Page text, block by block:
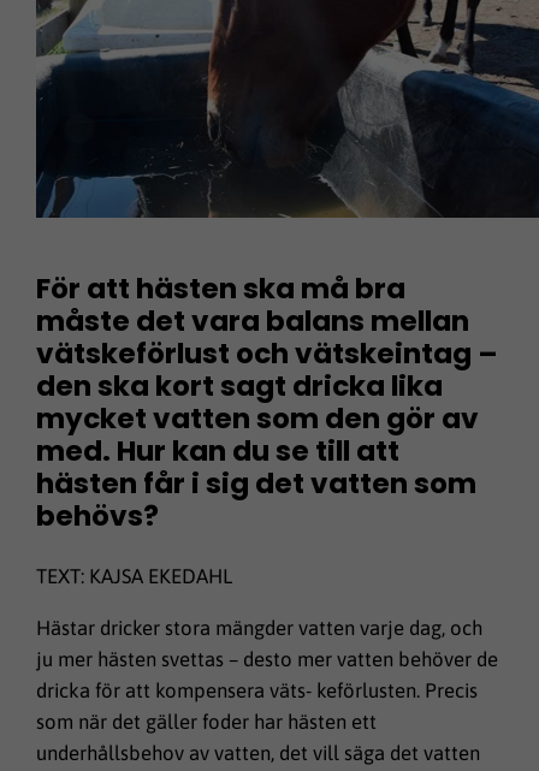
För att hästen ska må bra
måste det vara balans mellan
vätskeförlust och vätskeintag –
den ska kort sagt dricka lika
mycket vatten som den gör av
med. Hur kan du se till att
hästen får i sig det vatten som
behövs?
TEXT: KAJSA EKEDAHL
Hästar dricker stora mängder vatten varje dag, och
ju mer hästen svettas – desto mer vatten behöver de
dricka för att kompensera väts- keförlusten. Precis
som när det gäller foder har hästen ett
underhållsbehov av vatten, det vill säga det vatten